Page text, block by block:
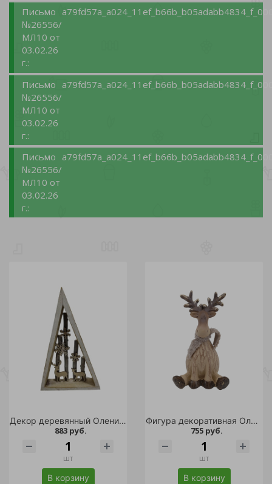
Письмо
№26556/
МЛ10 от
03.02.26
г.:
Письмо
№26556/
МЛ10 от
03.02.26
г.:
Письмо
№26556/
МЛ10 от
03.02.26
г.:
Декор деревянный Олени h 35см /
883 руб.
шт
В корзину
Фигура декоративная Олень сидит h 21см/
755 руб.
шт
В корзину